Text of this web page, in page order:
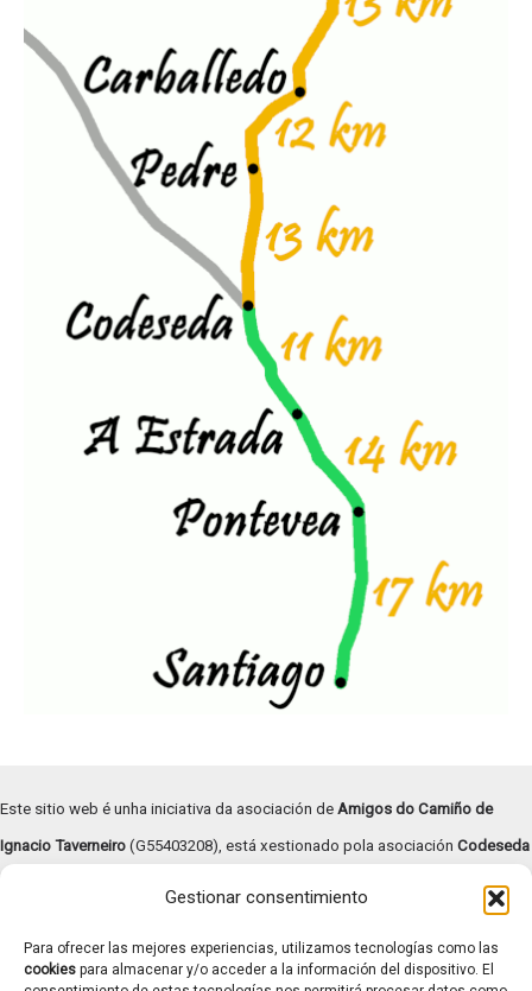
Gestionar consentimiento
Para ofrecer las mejores experiencias, utilizamos tecnologías como las
cookies para almacenar y/o acceder a la información del dispositivo. El
Este sitio web é unha iniciativa da asociación de Amigos do Camiño de
Ignacio Taverneiro (G55403208), está xestionado pola asociación Codeseda
Copyright © | 2026 |Aviso legal|Términos y condiciones|